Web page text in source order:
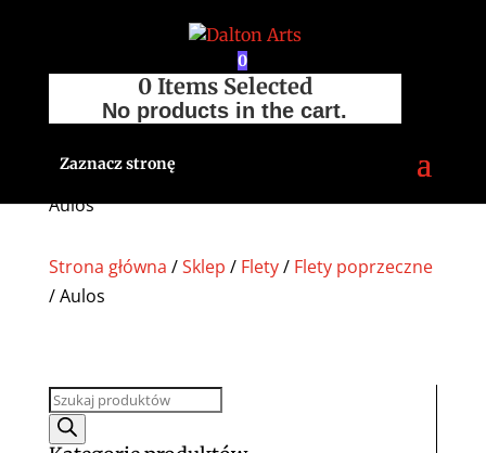
0
0 Items Selected
No products in the cart.
Zaznacz stronę
Aulos
Strona główna /Sklep / Flety/ Flety poprzeczne
/ Aulos
Wyszukiwarka
produktów